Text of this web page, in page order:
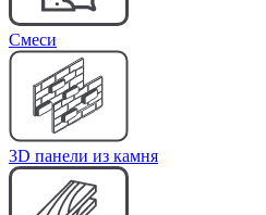
Cмеси
3D панели из камня